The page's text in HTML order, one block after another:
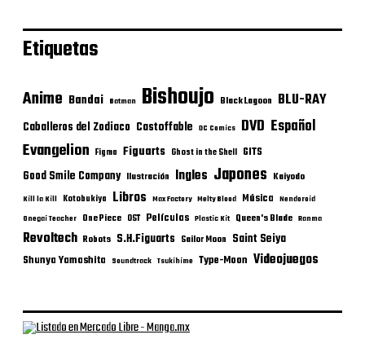
Etiquetas
Anime Bandai Batman Bishoujo Black Lagoon BLU-RAY
Caballeros del Zodiaco Castoffable DC Comics DVD Español
Evangelion Figma Figuarts Ghost in the Shell GITS
Good Smile Company Ilustración Ingles Japones Kaiyodo
Kill la Kill Kotobukiya Libros Max Factory Melty Blood Música Nendoroid
Onegai Teacher One Piece OST Películas Plastic Kit Queen's Blade Ranma
Revoltech Robots S.H.Figuarts Sailor Moon Saint Seiya
Shunya Yamashita Soundtrack Tsukihime Type-Moon Videojuegos